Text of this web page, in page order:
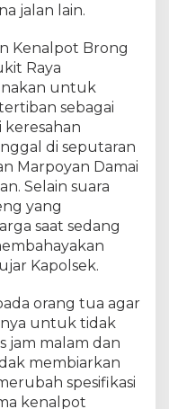
jalan lain.
Kenalpot Brong
Raya
untuk
sebagai
di seputaran
Marpoyan Damai
Selain suara
yang
saat sedang
Kapolsek.
orang tua agar
untuk tidak
jam malam dan
membiarkan
spesifikasi
kenalpot